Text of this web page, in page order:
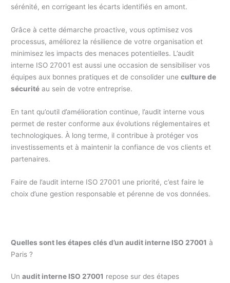
sérénité, en corrigeant les écarts identifiés en amont.
Grâce à cette démarche proactive, vous optimisez vos
processus, améliorez la résilience de votre organisation et
minimisez les impacts des menaces potentielles. L’audit
interne ISO 27001 est aussi une occasion de sensibiliser vos
équipes aux bonnes pratiques et de consolider uneculture de
sécurité au sein de votre entreprise.
En tant qu’outil d’amélioration continue, l’audit interne vous
permet de rester conforme aux évolutions réglementaires et
technologiques. À long terme, il contribue à protéger vos
investissements et à maintenir la confiance de vos clients et
partenaires.
Faire de l’audit interne ISO 27001 une priorité, c’est faire le
choix d’une gestion responsable et pérenne de vos données.
Quelles sont les étapes clés d’un audit interne ISO 27001 à
Paris ?
Unaudit interne ISO 27001 repose sur des étapes